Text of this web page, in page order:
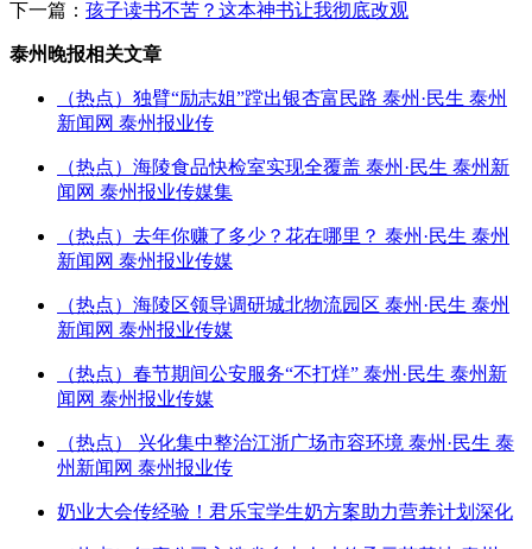
下一篇： 孩子读书不苦？这本神书让我彻底改观
泰州晚报相关文章
（热点）独臂“励志姐”蹚出银杏富民路 泰州·民生 泰州
新闻网 泰州报业传
（热点）海陵食品快检室实现全覆盖 泰州·民生 泰州新
闻网 泰州报业传媒集
（热点）去年你赚了多少？花在哪里？ 泰州·民生 泰州
新闻网 泰州报业传媒
（热点）海陵区领导调研城北物流园区 泰州·民生 泰州
新闻网 泰州报业传媒
（热点）春节期间公安服务“不打烊” 泰州·民生 泰州新
闻网 泰州报业传媒
（热点） 兴化集中整治江浙广场市容环境 泰州·民生 泰
州新闻网 泰州报业传
奶业大会传经验！君乐宝学生奶方案助力营养计划深化